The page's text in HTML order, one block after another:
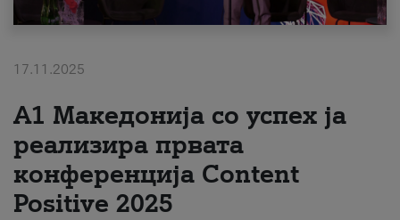
Надополни кредит
#ПодобарОнлајн
17.11.2025
А1 Македонија со успех ја
реализира првата
конференција Content
Positive 2025